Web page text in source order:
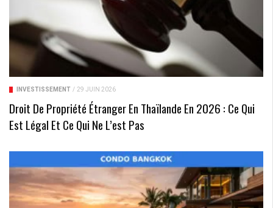
INVESTISSEMENT / 29 JUIN 2026
Droit De Propriété Étranger En Thaïlande En 2026 : Ce Qui
Est Légal Et Ce Qui Ne L’est Pas